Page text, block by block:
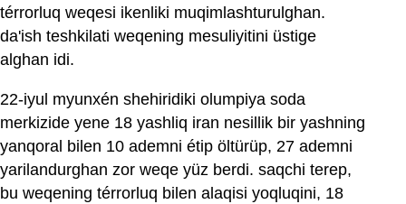
térrorluq weqesi ikenliki muqimlashturulghan.
da'ish teshkilati weqening mesuliyitini üstige
alghan idi.
22-iyul myunxén shehiridiki olumpiya soda
merkizide yene 18 yashliq iran nesillik bir yashning
yanqoral bilen 10 ademni étip öltürüp, 27 ademni
yarilandurghan zor weqe yüz berdi. saqchi terep,
bu weqening térrorluq bilen alaqisi yoqluqini, 18